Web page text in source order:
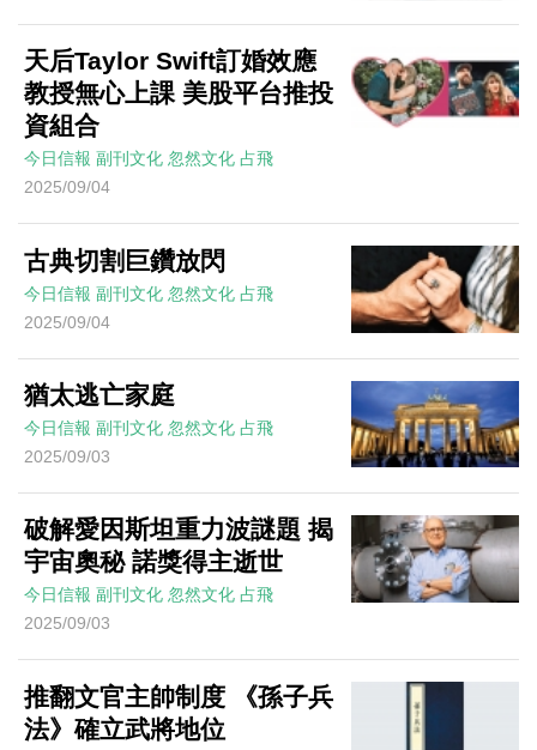
天后Taylor Swift訂婚效應
教授無心上課 美股平台推投
資組合
今日信報 副刊文化 忽然文化 占飛
2025/09/04
古典切割巨鑽放閃
今日信報 副刊文化 忽然文化 占飛
2025/09/04
猶太逃亡家庭
今日信報 副刊文化 忽然文化 占飛
2025/09/03
破解愛因斯坦重力波謎題 揭
宇宙奧秘 諾獎得主逝世
今日信報 副刊文化 忽然文化 占飛
2025/09/03
推翻文官主帥制度 《孫子兵
法》確立武將地位